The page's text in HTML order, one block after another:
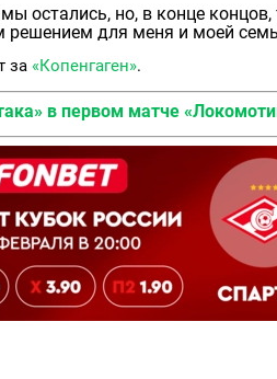
мы остались, но, в конце
для меня и моей
за «Копенгаген».
в первом матче